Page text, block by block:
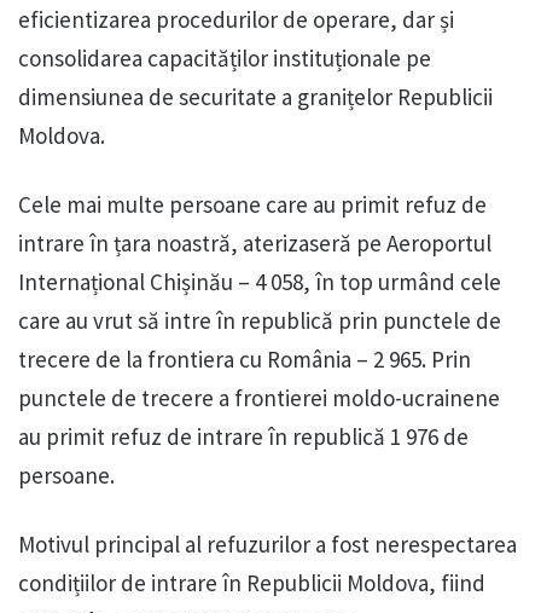
eficientizarea procedurilor de operare, dar și
consolidarea capacităților instituționale pe
dimensiunea de securitate a granițelor Republicii
Moldova.
Cele mai multe persoane care au primit refuz de
intrare în țara noastră, aterizaseră pe Aeroportul
Internațional Chișinău – 4 058, în top urmând cele
care au vrut să intre în republică prin punctele de
trecere de la frontiera cu România – 2 965. Prin
punctele de trecere a frontierei moldo-ucrainene
au primit refuz de intrare în republică 1 976 de
persoane.
Motivul principal al refuzurilor a fost nerespectarea
condițiilor de intrare în Republicii Moldova, fiind